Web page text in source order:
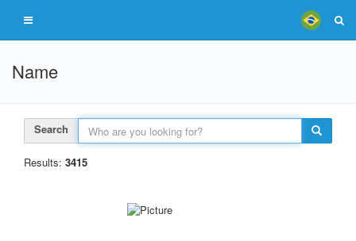
Name
Search
Results: 3415